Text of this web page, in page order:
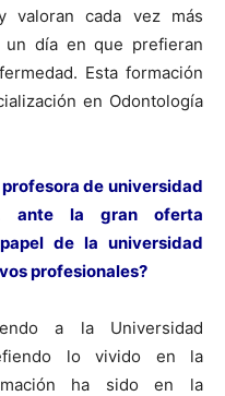
valoran cada vez más
un día en que prefieran
Esta formación
en Odontología
de universidad
ante la gran oferta
de la universidad
profesionales?
a la Universidad
lo vivido en la
ha sido en la